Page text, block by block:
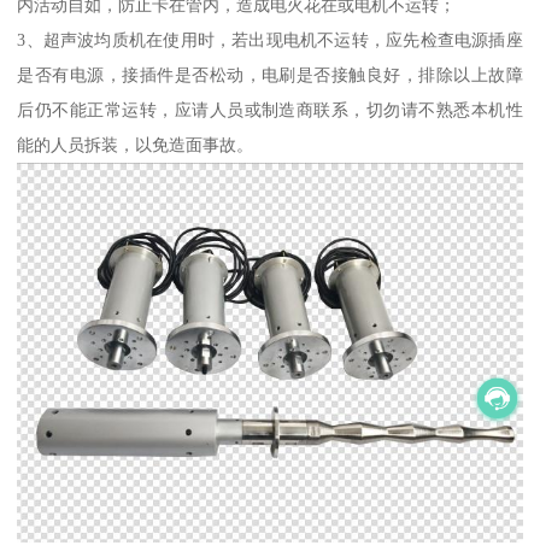
内活动自如，防止卡在管内，造成电火花在或电机不运转；
3、超声波均质机在使用时，若出现电机不运转，应先检查电源插座
是否有电源，接插件是否松动，电刷是否接触良好，排除以上故障
后仍不能正常运转，应请人员或制造商联系，切勿请不熟悉本机性
能的人员拆装，以免造面事故。